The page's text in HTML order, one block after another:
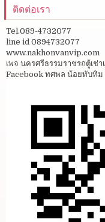
ติดต่อเรา
Tel.089-4732077
line id 0894732077
www.nakhonvanvip.com
เพจ นครศรีธรรมราชรถตู้เช่า
Facebook ทศพล น้อยทับทิม